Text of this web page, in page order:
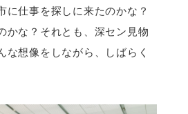
に仕事を探しに来たのかな？
かな？それとも、深セン見物
な想像をしながら、しばらく